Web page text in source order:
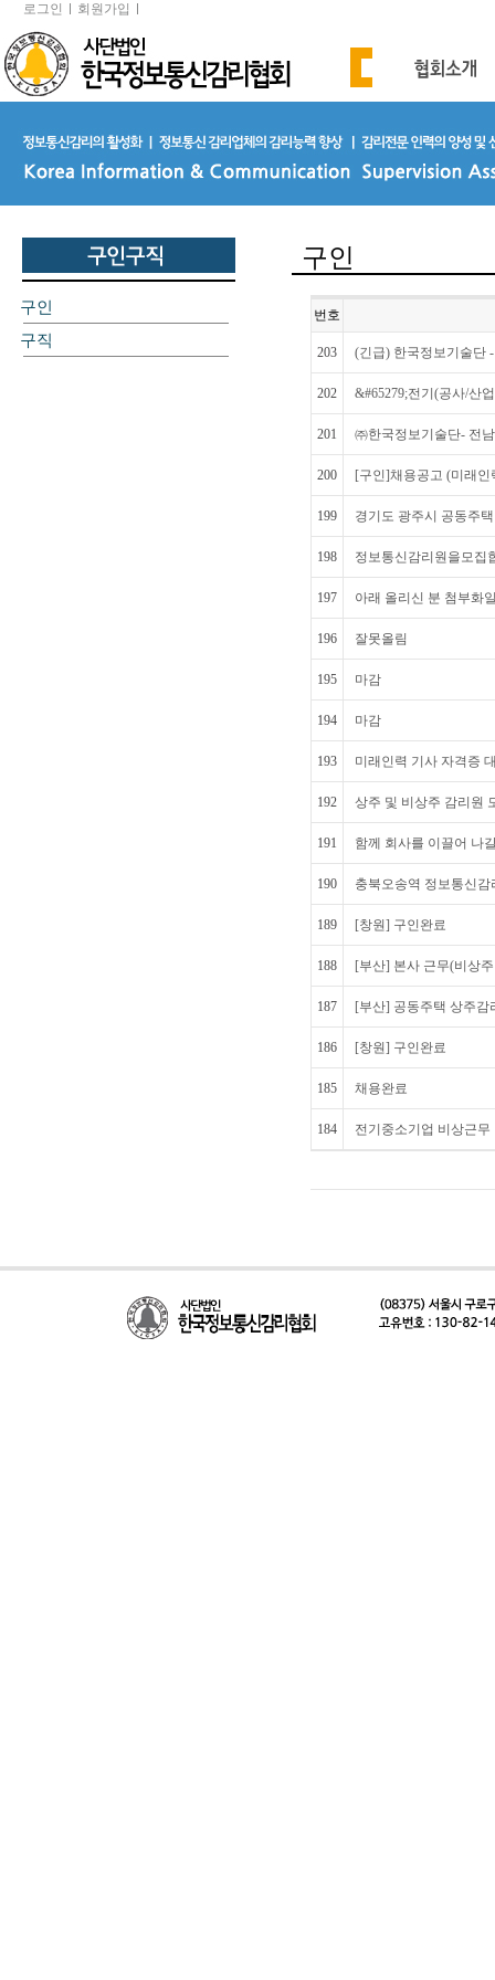
로그인 회원가입
구인
구직
구인
번호
203 (긴급) 한국정보기술단
202 &#65279;전기(공사/산
201 ㈜한국정보기술단- 전
200 [구인]채용공고 (미래
199 경기도 광주시 공동주
198 정보통신감리원을모집
197 아래 올리신 분 첨부화
196 잘못올림
195 마감
194 마감
193 미래인력 기사 자격증
192 상주 및 비상주 감리원
191 함께 회사를 이끌어 나
190 충북오송역 정보통신
189 [창원] 구인완료
188 [부산] 본사 근무(비상
187 [부산] 공동주택 상주감
186 [창원] 구인완료
185 채용완료
184 전기중소기업 비상근